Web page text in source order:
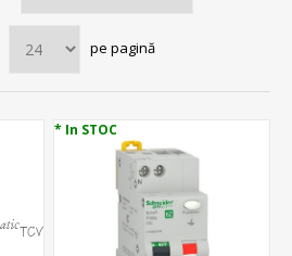
pe pagină
* In STOC